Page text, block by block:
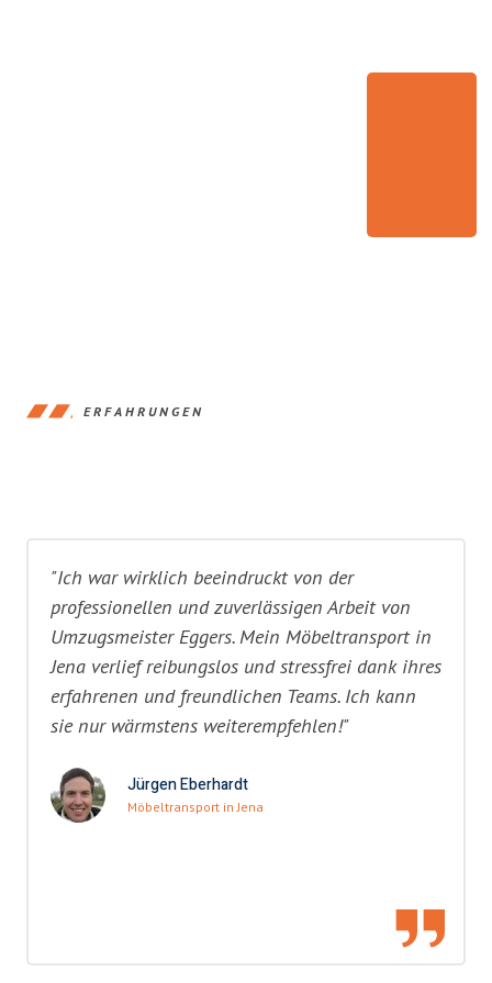
ERFAHRUNGEN
"Ich war wirklich beeindruckt von der
professionellen und zuverlässigen Arbeit von
Umzugsmeister Eggers. Mein Möbeltransport in
Jena verlief reibungslos und stressfrei dank ihres
erfahrenen und freundlichen Teams. Ich kann
sie nur wärmstens weiterempfehlen!"
Jürgen Eberhardt
Möbeltransport in Jena